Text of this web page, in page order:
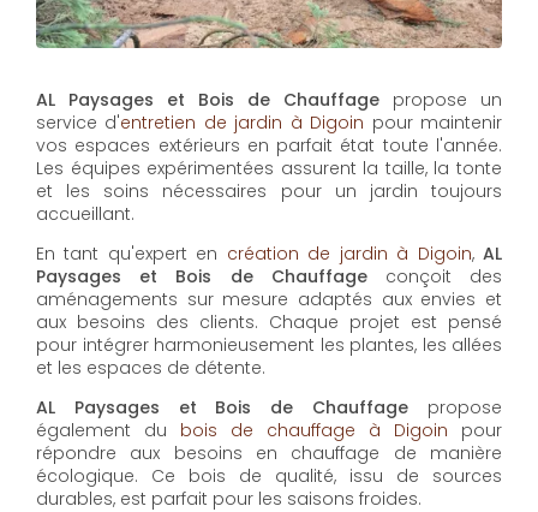
AL Paysages et Bois de Chauffage propose un
service d'entretien de jardin à Digoin pour maintenir
vos espaces extérieurs en parfait état toute l'année.
Les équipes expérimentées assurent la taille, la tonte
et les soins nécessaires pour un jardin toujours
accueillant.
En tant qu'expert en création de jardin à Digoin,AL
Paysages et Bois de Chauffageconçoit des
aménagements sur mesure adaptés aux envies et
aux besoins des clients. Chaque projet est pensé
pour intégrer harmonieusement les plantes, les allées
et les espaces de détente.
AL Paysages et Bois de Chauffage propose
également du bois de chauffage à Digoin pour
répondre aux besoins en chauffage de manière
écologique. Ce bois de qualité, issu de sources
durables, est parfait pour les saisons froides.